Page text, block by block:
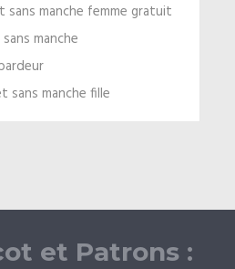
manche femme gratuit
manche
manche fille
et Patrons :